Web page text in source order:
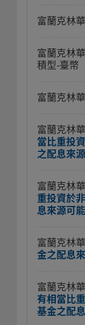
富蘭克林
富蘭克林
積型-臺幣
富蘭克林
富蘭克林
當比重投
之配息來
富蘭克林
重投資於
息來源可
富蘭克林
金之配息
富蘭克林
有相當比
基金之配